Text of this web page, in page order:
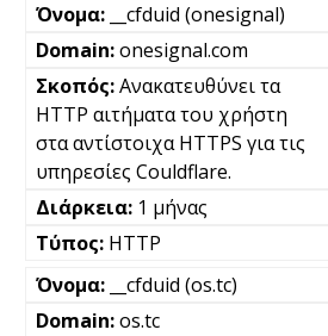
__cfduid (onesignal)
onesignal.com
Ανακατευθύνει τα
HTTP αιτήματα του χρήστη
στα αντίστοιχα HTTPS για τις
υπηρεσίες Couldflare.
1 μήνας
HTTP
__cfduid (os.tc)
os.tc